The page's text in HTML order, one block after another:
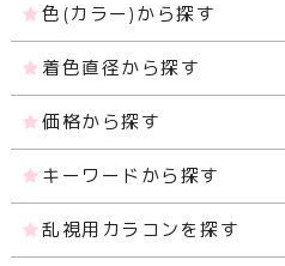
色(カラー)から探す
着色直径から探す
価格から探す
キーワードから探す
乱視用カラコンを探す